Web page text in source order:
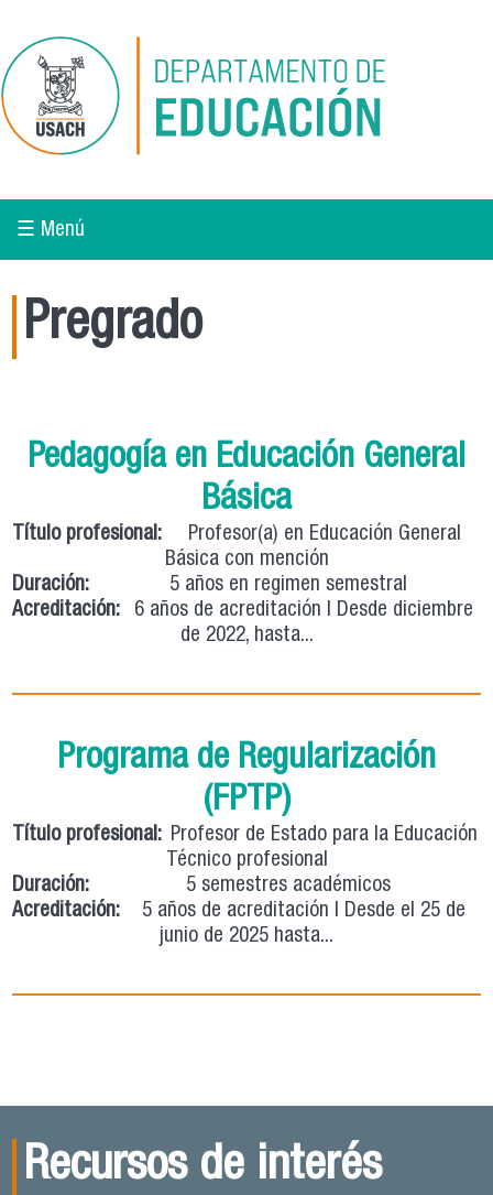
☰ Menú
Pregrado
Pedagogía en Educación General
Básica
Título profesional:
Profesor(a) en Educación General
Básica con mención
Duración:
5 años en regimen semestral
Acreditación:
6 años de acreditación | Desde diciembre
de 2022, hasta...
Programa de Regularización
(FPTP)
Título profesional: Profesor de Estado para la Educación
Técnico profesional
Duración:
5 semestres académicos
Acreditación:
5 años de acreditación | Desde el 25 de
junio de 2025 hasta...
Recursos de interés